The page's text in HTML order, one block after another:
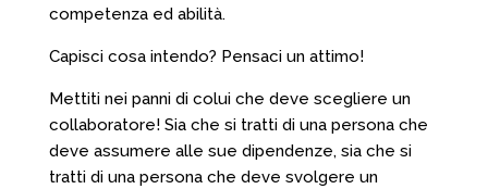
competenza ed abilità.
Capisci cosa intendo? Pensaci un attimo!
Mettiti nei panni di colui che deve scegliere un
collaboratore! Sia che si tratti di una persona che
deve assumere alle sue dipendenze, sia che si
tratti di una persona che deve svolgere un